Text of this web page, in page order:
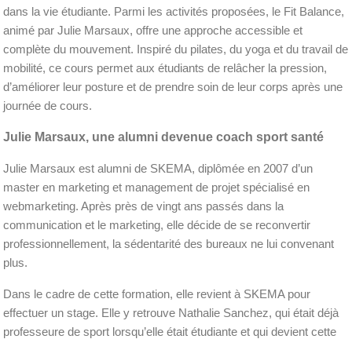
dans la vie étudiante. Parmi les activités proposées, le Fit Balance,
animé par Julie Marsaux, offre une approche accessible et
complète du mouvement. Inspiré du pilates, du yoga et du travail de
mobilité, ce cours permet aux étudiants de relâcher la pression,
d’améliorer leur posture et de prendre soin de leur corps après une
journée de cours.
Julie Marsaux, une alumni devenue coach sport santé
Julie Marsaux est alumni de SKEMA, diplômée en 2007 d’un
master en marketing et management de projet spécialisé en
webmarketing. Après près de vingt ans passés dans la
communication et le marketing, elle décide de se reconvertir
professionnellement, la sédentarité des bureaux ne lui convenant
plus.
Dans le cadre de cette formation, elle revient à SKEMA pour
effectuer un stage. Elle y retrouve Nathalie Sanchez, qui était déjà
professeure de sport lorsqu’elle était étudiante et qui devient cette